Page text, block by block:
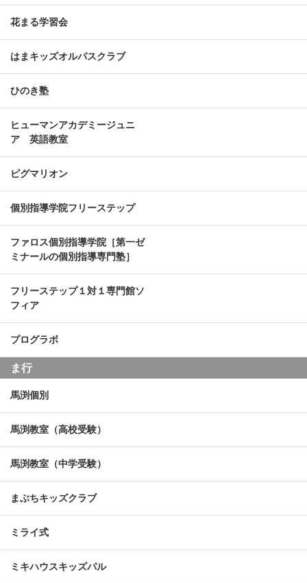
花まる学習会
はまキッズオルパスクラブ
ひのき塾
ヒューマンアカデミージュニ
ア 英語教室
ピグマリオン
個別指導学院フリーステップ
ファロス個別指導学院［第一ゼ
ミナールの個別指導専門塾］
フリーステップ１対１専門館ソ
フィア
プログラボ
ま行
馬渕個別
馬渕教室（高校受験）
馬渕教室（中学受験）
まぶちキッズクラブ
ミライ式
ミキハウスキッズパル